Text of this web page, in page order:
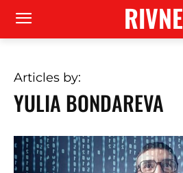
RIVNE
Articles by:
YULIA BONDAREVA